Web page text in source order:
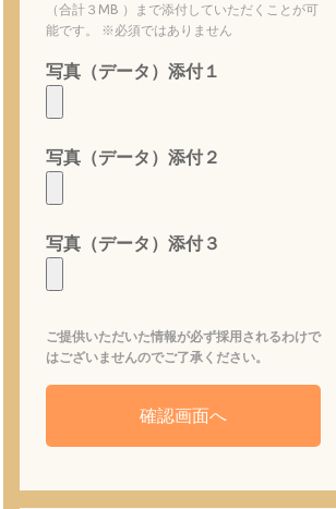
（合計３MB ）まで添付していただくことが可
能です。 ※必須ではありません
写真（データ）添付１
写真（データ）添付２
写真（データ）添付３
ご提供いただいた情報が必ず採用されるわけで
はございませんのでご了承ください。